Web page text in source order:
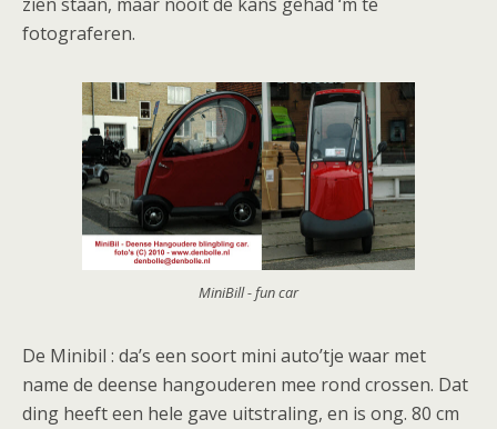
fotograferen.
MiniBill - fun car
De Minibil : da’s een soort mini auto’tje waar met
name de deense hangouderen mee rond crossen. Dat
ding heeft een hele gave uitstraling, en is ong. 80 cm